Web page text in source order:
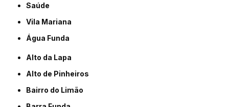
Saúde
Vila Mariana
Água Funda
Alto da Lapa
Alto de Pinheiros
Bairro do Limão